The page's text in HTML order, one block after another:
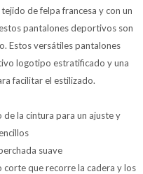
de felpa francesa y con un
pantalones deportivos son
Estos versátiles pantalones
logotipo estratificado y una
facilitar el estilizado.
la cintura para un ajuste y
suave
que recorre la cadera y los